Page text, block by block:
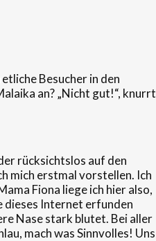
Besucher in den
an? „Nicht gut!“, knurrt
rücksichtslos auf den
mich erstmal vorstellen. Ich
Fiona liege ich hier also,
dieses Internet erfunden
Nase stark blutet. Bei aller
mach was Sinnvolles! Uns